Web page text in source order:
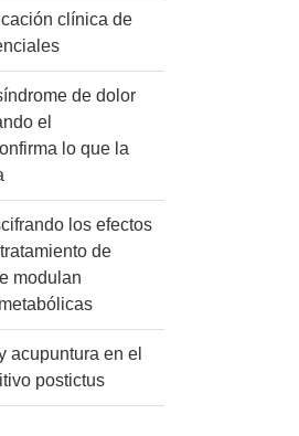
clínica de
de dolor
el
lo que la
los efectos
de
modulan
acupuntura en el
postictus